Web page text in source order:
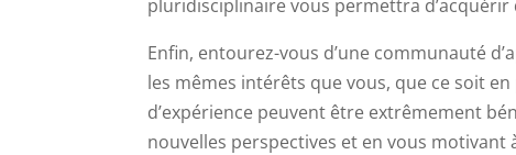
pluridisciplinaire vous permettra
Enfin, entourez-vous d’une communauté
les mêmes intérêts que vous, que ce soit
d’expérience peuvent être extrêmement
nouvelles perspectives et en vous motivant